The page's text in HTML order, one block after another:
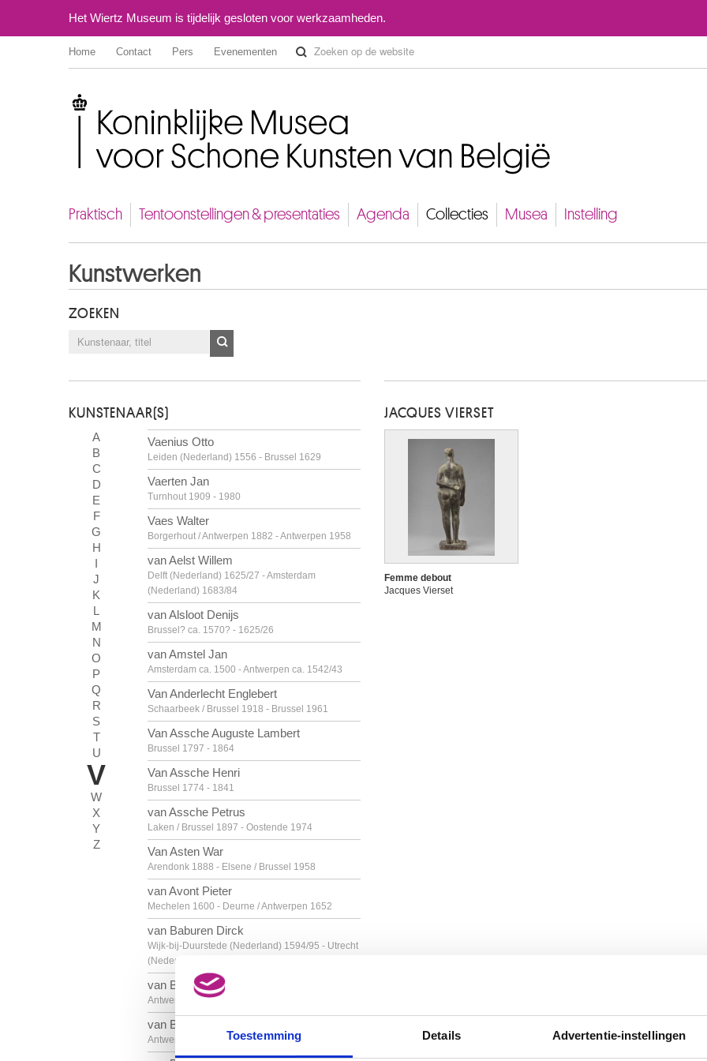
Toestemming Details Advertentie-instellingen
Het Wiertz Museum is tijdelijk gesloten voor werkzaamheden.
Home Contact Pers Evenementen
Praktisch Tentoonstellingen & presentaties Agenda Collecties Musea Instelling
Kunstwerken
ZOEKEN
KUNSTENAAR(S)
A
B
C
D
E
F
G
H
I
J
K
L
M
N
O
P
Q
R
S
T
U
V
W
X
Y
Z
Vaenius Otto
Leiden (Nederland) 1556 - Brussel 1629
Vaerten Jan
Turnhout 1909 - 1980
Vaes Walter
Borgerhout / Antwerpen 1882 - Antwerpen 1958
van Aelst Willem
Delft (Nederland) 1625/27 - Amsterdam
(Nederland) 1683/84
van Alsloot Denijs
Brussel? ca. 1570? - 1625/26
van Amstel Jan
Amsterdam ca. 1500 - Antwerpen ca. 1542/43
Van Anderlecht Englebert
Schaarbeek / Brussel 1918 - Brussel 1961
Van Assche Auguste Lambert
Brussel 1797 - 1864
Van Assche Henri
Brussel 1774 - 1841
van Assche Petrus
Laken / Brussel 1897 - Oostende 1974
Van Asten War
Arendonk 1888 - Elsene / Brussel 1958
van Avont Pieter
Mechelen 1600 - Deurne / Antwerpen 1652
van Baburen Dirck
Wijk-bij-Duurstede (Nederland) 1594/95 - Utrecht
(Nederland) 1624
van Balen Hendrick
Antwerpen 1575 - 1632
van Balen Jan I
Antwerpen 1611 - 1654
JACQUES VIERSET
Femme debout
Jacques Vierset